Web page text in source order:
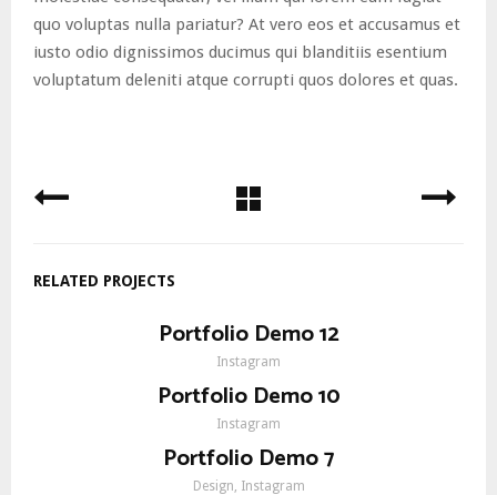
quo voluptas nulla pariatur? At vero eos et accusamus et
iusto odio dignissimos ducimus qui blanditiis esentium
voluptatum deleniti atque corrupti quos dolores et quas.
RELATED PROJECTS
Portfolio Demo 12
Instagram
Portfolio Demo 10
Instagram
Portfolio Demo 7
Design, Instagram